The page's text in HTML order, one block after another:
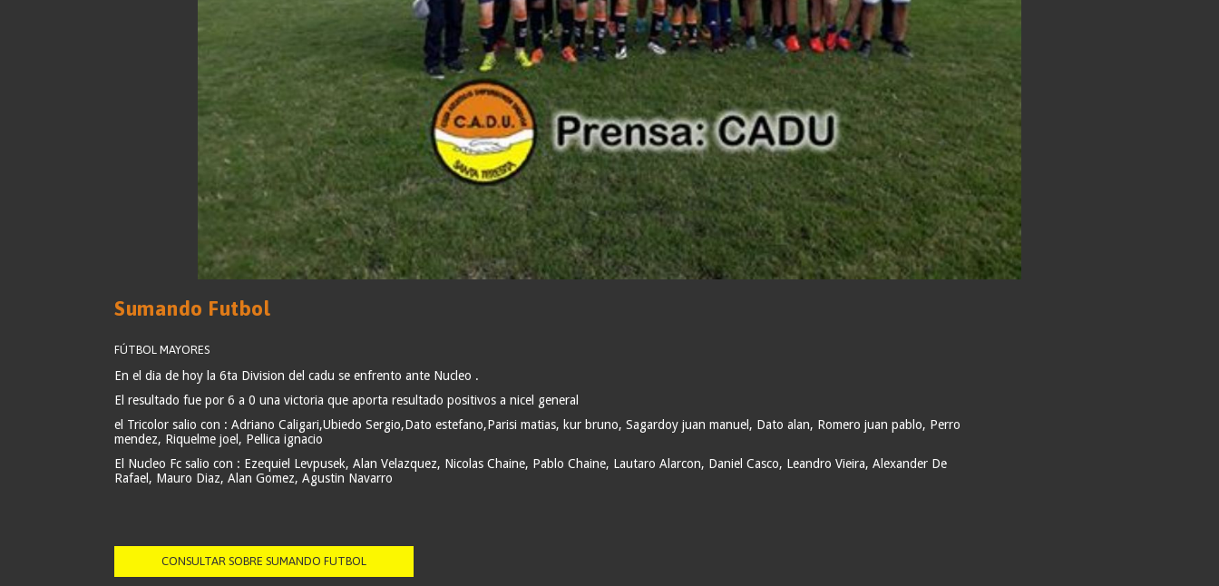
Sumando Futbol
FÚTBOL MAYORES
En el dia de hoy la 6ta Division del cadu se enfrento ante Nucleo .
El resultado fue por 6 a 0 una victoria que aporta resultado positivos a nicel general
el Tricolor salio con : Adriano Caligari,Ubiedo Sergio,Dato estefano,Parisi matias, kur bruno, Sagardoy juan manuel, Dato alan, Romero juan pablo, Perro
mendez, Riquelme joel, Pellica ignacio
El Nucleo Fc salio con : Ezequiel Levpusek, Alan Velazquez, Nicolas Chaine, Pablo Chaine, Lautaro Alarcon, Daniel Casco, Leandro Vieira, Alexander De
Rafael, Mauro Diaz, Alan Gomez, Agustin Navarro
CONSULTAR SOBRE SUMANDO FUTBOL